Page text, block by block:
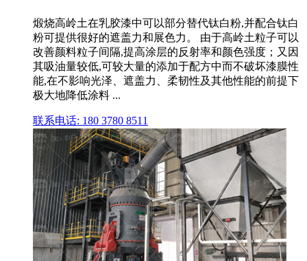
煅烧高岭土在乳胶漆中可以部分替代钛白粉,并配合钛白
粉可提供很好的遮盖力和展色力。 由于高岭土粒子可以
改善颜料粒子间隔,提高涂层的反射率和颜色强度；又因
其吸油量较低,可较大量的添加于配方中而不破坏漆膜性
能,在不影响光泽、遮盖力、柔韧性及其他性能的前提下
极大地降低涂料 ...
联系电话: 180 3780 8511